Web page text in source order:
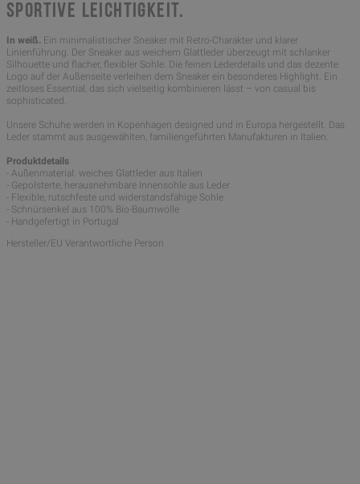
SPORTIVE LEICHTIGKEIT.
In weiß. Ein minimalistischer Sneaker mit Retro-Charakter und klarer
Linienführung. Der Sneaker aus weichem Glattleder überzeugt mit schlanker
Silhouette und flacher, flexibler Sohle. Die feinen Lederdetails und das dezente
Logo auf der Außenseite verleihen dem Sneaker ein besonderes Highlight. Ein
zeitloses Essential, das sich vielseitig kombinieren lässt – von casual bis
sophisticated.
Unsere Schuhe werden in Kopenhagen designed und in Europa hergestellt. Das
Leder stammt aus ausgewählten, familiengeführten Manufakturen in Italien.
Produktdetails
- Außenmaterial: weiches Glattleder aus Italien
- Gepolsterte, herausnehmbare Innensohle aus Leder
- Flexible, rutschfeste und widerstandsfähige Sohle
- Schnürsenkel aus 100% Bio-Baumwolle
- Handgefertigt in Portugal
Hersteller/EU Verantwortliche Person